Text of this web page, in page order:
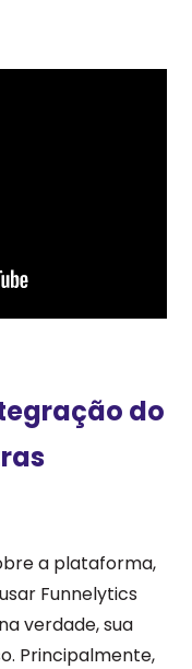
do
a plataforma,
Funnelytics
verdade, sua
Principalmente,